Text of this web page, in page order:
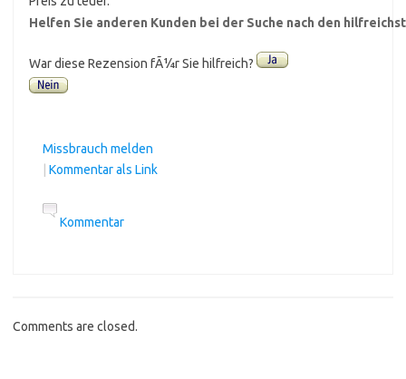
Helfen Sie anderen Kunden bei der Suche nach den
War diese Rezension fÃ¼r Sie hilfreich?
Missbrauch melden
Kommentar als Link
Kommentar
Comments are closed.